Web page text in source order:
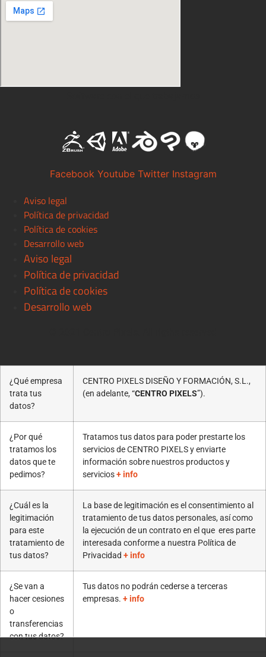
Facebook Youtube Twitter Instagram
Aviso legal
Política de privacidad
Política de cookies
Desarrollo web
Aviso legal
Política de privacidad
Política de cookies
Desarrollo web
¿Qué empresa
trata tus
datos?
CENTRO PIXELS DISEÑO Y FORMACIÓN, S.L.,
(en adelante, “CENTRO PIXELS”).
¿Por qué
tratamos los
datos que te
pedimos?
Tratamos tus datos para poder prestarte los
servicios de CENTRO PIXELS y enviarte
información sobre nuestros productos y
servicios+ info
¿Cuál es la
legitimación
para este
tratamiento de
tus datos?
La base de legitimación es el consentimiento al
tratamiento de tus datos personales, así como
la ejecución de un contrato en el que eres parte
interesada conforme a nuestra Política de
Privacidad + info
¿Se van a
hacer cesiones
o
transferencias
con tus datos?
Tus datos no podrán cederse a terceras
empresas. + info